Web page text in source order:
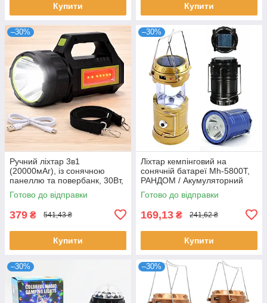
Купити Купити
–30%
Ручний ліхтар 3в1
(20000мАг), із сонячною
панеллю та повербанк, 30Вт,
USB, HEL-T95, Чорний /
Акумуляторна лампа
Готово до відправки
379 ₴ 541,43 ₴
Купити
–30%
Ліхтар кемпінговий на
сонячній батареї Mh-5800T,
РАНДОМ / Акумуляторний
ліхтар з Power Bank
Готово до відправки
169,13 ₴ 241,62 ₴
Купити
–30% –30%